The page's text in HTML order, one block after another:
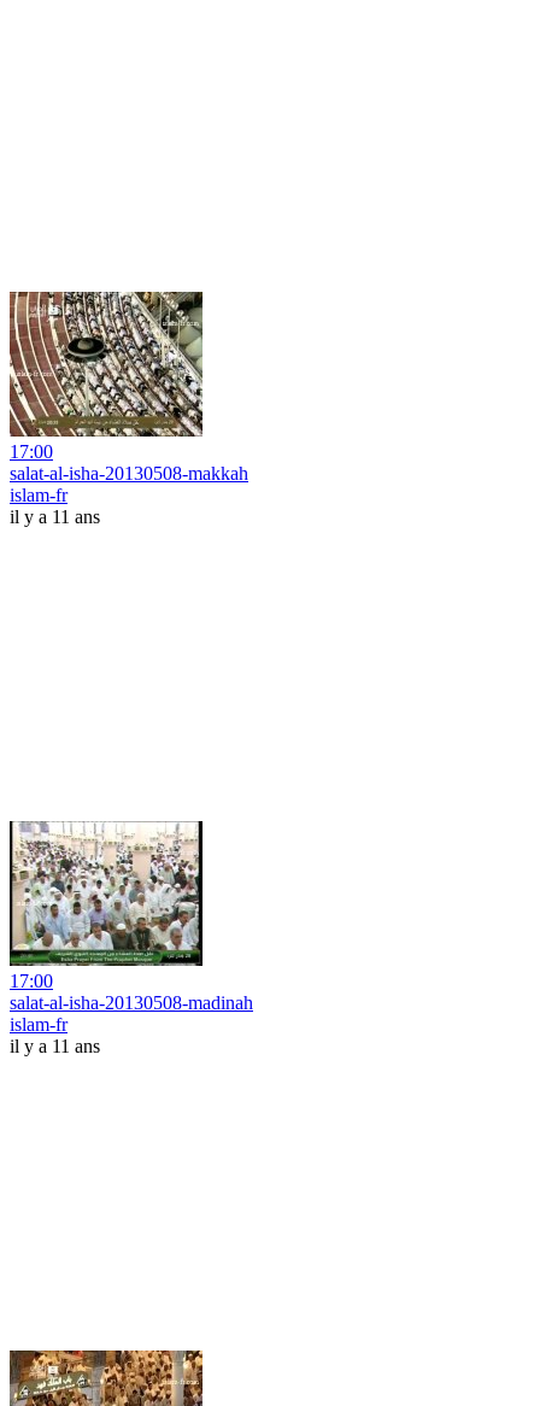
17:00
salat-al-isha-20130508-makkah
islam-fr
il y a 11 ans
17:00
salat-al-isha-20130508-madinah
islam-fr
il y a 11 ans